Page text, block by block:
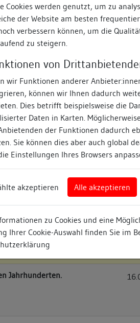
Cookies werden genutzt, um zu
der Website am besten
verbessern können, um die
zu steigern.
von
wir Funktionen anderer
können wir Ihnen dadurch
Dies betrifft beispielsweise die
Daten in Karten.
der Funktionen dadurch
Sie können dies aber auch global
Einstellungen Ihres Browsers
akzeptieren Alle akzeptieren
zu Cookies und eine
Ihrer Cookie-Auswahl finden Sie im
zu den ältesten Formen der
Am bekanntesten
aus nachmittelalterlicher Zeit
und den sog.
die bauhistorische Forschung in den
umfangreichen Bestand an
issue/view/7397
Jahrhunderten.